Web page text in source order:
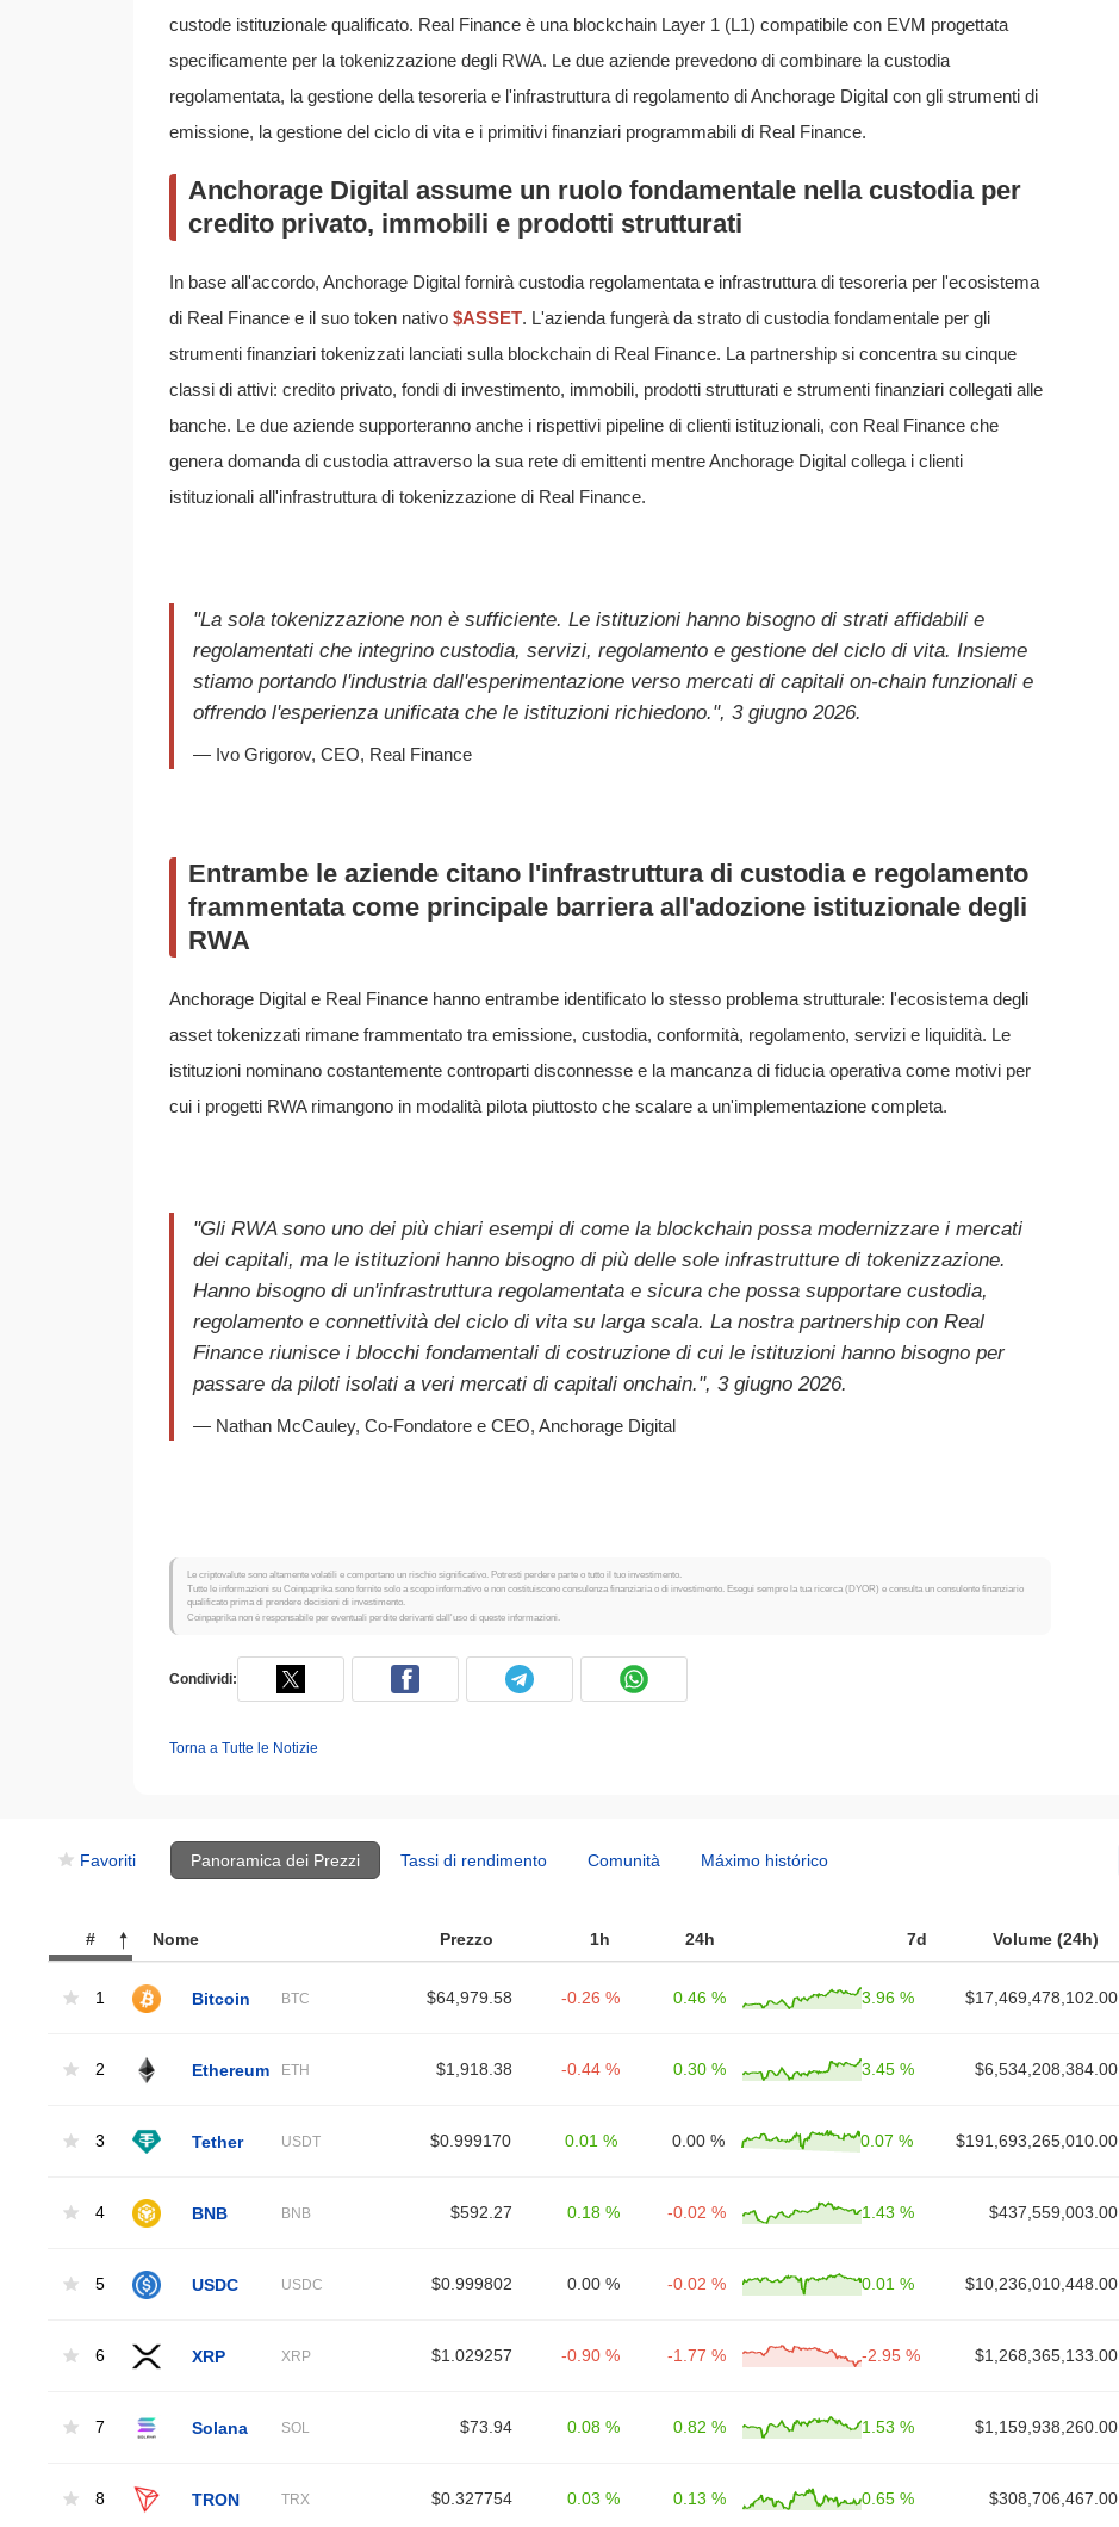
custode istituzionale qualificato. Real Finance è una blockchain Layer 1 (L1) compatibile con EVM progettata
specificamente per la tokenizzazione degli RWA. Le due aziende prevedono di combinare la custodia
regolamentata, la gestione della tesoreria e l'infrastruttura di regolamento di Anchorage Digital con gli strumenti di
emissione, la gestione del ciclo di vita e i primitivi finanziari programmabili di Real Finance.
Anchorage Digital assume un ruolo fondamentale nella custodia per
credito privato, immobili e prodotti strutturati
In base all'accordo, Anchorage Digital fornirà custodia regolamentata e infrastruttura di tesoreria per l'ecosistema
di Real Finance e il suo token nativo $ASSET. L'azienda fungerà da strato di custodia fondamentale per gli
strumenti finanziari tokenizzati lanciati sulla blockchain di Real Finance. La partnership si concentra su cinque
classi di attivi: credito privato, fondi di investimento, immobili, prodotti strutturati e strumenti finanziari collegati alle
banche. Le due aziende supporteranno anche i rispettivi pipeline di clienti istituzionali, con Real Finance che
genera domanda di custodia attraverso la sua rete di emittenti mentre Anchorage Digital collega i clienti
istituzionali all'infrastruttura di tokenizzazione di Real Finance.
"La sola tokenizzazione non è sufficiente. Le istituzioni hanno bisogno di strati affidabili e
regolamentati che integrino custodia, servizi, regolamento e gestione del ciclo di vita. Insieme
stiamo portando l'industria dall'esperimentazione verso mercati di capitali on-chain funzionali e
offrendo l'esperienza unificata che le istituzioni richiedono.", 3 giugno 2026.
— Ivo Grigorov, CEO, Real Finance
Entrambe le aziende citano l'infrastruttura di custodia e regolamento
frammentata come principale barriera all'adozione istituzionale degli
RWA
Anchorage Digital e Real Finance hanno entrambe identificato lo stesso problema strutturale: l'ecosistema degli
asset tokenizzati rimane frammentato tra emissione, custodia, conformità, regolamento, servizi e liquidità. Le
istituzioni nominano costantemente controparti disconnesse e la mancanza di fiducia operativa come motivi per
cui i progetti RWA rimangono in modalità pilota piuttosto che scalare a un'implementazione completa.
"Gli RWA sono uno dei più chiari esempi di come la blockchain possa modernizzare i mercati
dei capitali, ma le istituzioni hanno bisogno di più delle sole infrastrutture di tokenizzazione.
Hanno bisogno di un'infrastruttura regolamentata e sicura che possa supportare custodia,
regolamento e connettività del ciclo di vita su larga scala. La nostra partnership con Real
Finance riunisce i blocchi fondamentali di costruzione di cui le istituzioni hanno bisogno per
passare da piloti isolati a veri mercati di capitali onchain.", 3 giugno 2026.
— Nathan McCauley, Co-Fondatore e CEO, Anchorage Digital
Le criptovalute sono altamente volatili e comportano un rischio significativo. Potresti perdere parte o tutto il tuo investimento.
Tutte le informazioni su Coinpaprika sono fornite solo a scopo informativo e non costituiscono consulenza finanziaria o di investimento. Esegui sempre la tua ricerca (DYOR) e consulta un consulente finanziario
qualificato prima di prendere decisioni di investimento.
Coinpaprika non è responsabile per eventuali perdite derivanti dall'uso di queste informazioni.
Condividi:
Torna a Tutte le Notizie
Favoriti Panoramica dei Prezzi Tassi di rendimento Comunità Máximo histórico
# Nome Prezzo 1h 24h 7d Volume (24h)
1 Bitcoin BTC $64,979.58 -0.26 % 0.46 % 3.96 % $17,469,478,102.00
2 Ethereum ETH $1,918.38 -0.44 % 0.30 % 3.45 % $6,534,208,384.00
3 Tether USDT $0.999170 0.01 % 0.00 % 0.07 % $191,693,265,010.00
4 BNB BNB $592.27 0.18 % -0.02 % 1.43 % $437,559,003.00
5 USDC USDC $0.999802 0.00 % -0.02 % 0.01 % $10,236,010,448.00
6 XRP XRP $1.029257 -0.90 % -1.77 % -2.95 % $1,268,365,133.00
7 Solana SOL $73.94 0.08 % 0.82 % 1.53 % $1,159,938,260.00
8 TRON TRX $0.327754 0.03 % 0.13 % 0.65 % $308,706,467.00